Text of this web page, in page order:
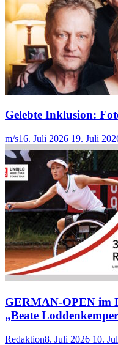
Gelebte Inklusion:
m/s16. Juli 2026 19. Juli
GERMAN-OPEN im
„Beate
Redaktion8. Juli 2026 10.